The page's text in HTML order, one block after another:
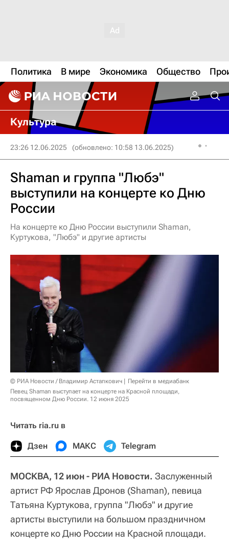
Политика В мире Экономика Общество
Культура
23:26 12.06.2025 (обновлено: 10:58 13.06.2025)
Shaman и группа "Любэ"
выступили на концерте ко Дню
России
На концерте ко Дню России выступили Shaman,
Куртукова, "Любэ" и другие артисты
© РИА Новости / Владимир Астапкович
Перейти в медиабанк
Певец Shaman выступает на концерте на Красной площади,
посвященном Дню России. 12 июня 2025
Читать ria.ru в
Дзен МАКС Telegram
МОСКВА, 12 июн - РИА Новости. Заслуженный
артист РФ Ярослав Дронов (Shaman), певица
Татьяна Куртукова, группа "Любэ" и другие
артисты выступили на большом праздничном
концерте ко Дню России на Красной площади.